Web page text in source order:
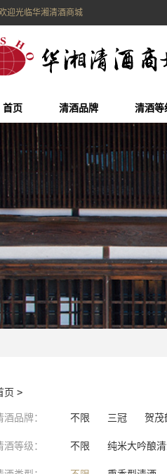
迎光临华湘清酒商城
首页 清酒品牌 清酒等
页 >
酒品牌： 不限 三冠 贺茂
酒等级： 不限 纯米大吟酿